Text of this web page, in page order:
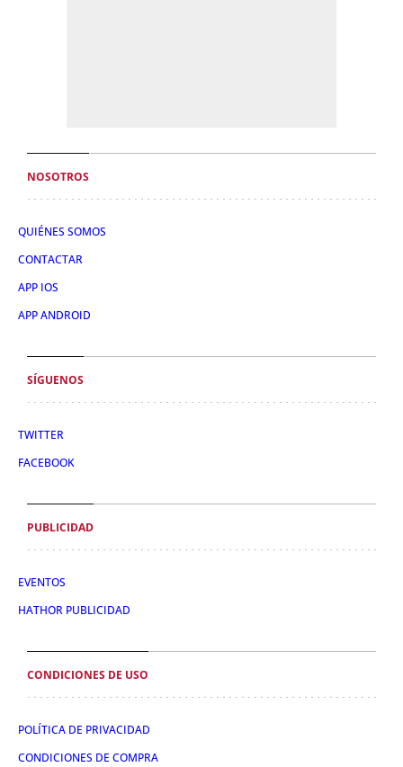
NOSOTROS
QUIÉNES SOMOS
CONTACTAR
APP IOS
APP ANDROID
SÍGUENOS
TWITTER
FACEBOOK
PUBLICIDAD
EVENTOS
HATHOR PUBLICIDAD
CONDICIONES DE USO
POLÍTICA DE PRIVACIDAD
CONDICIONES DE COMPRA